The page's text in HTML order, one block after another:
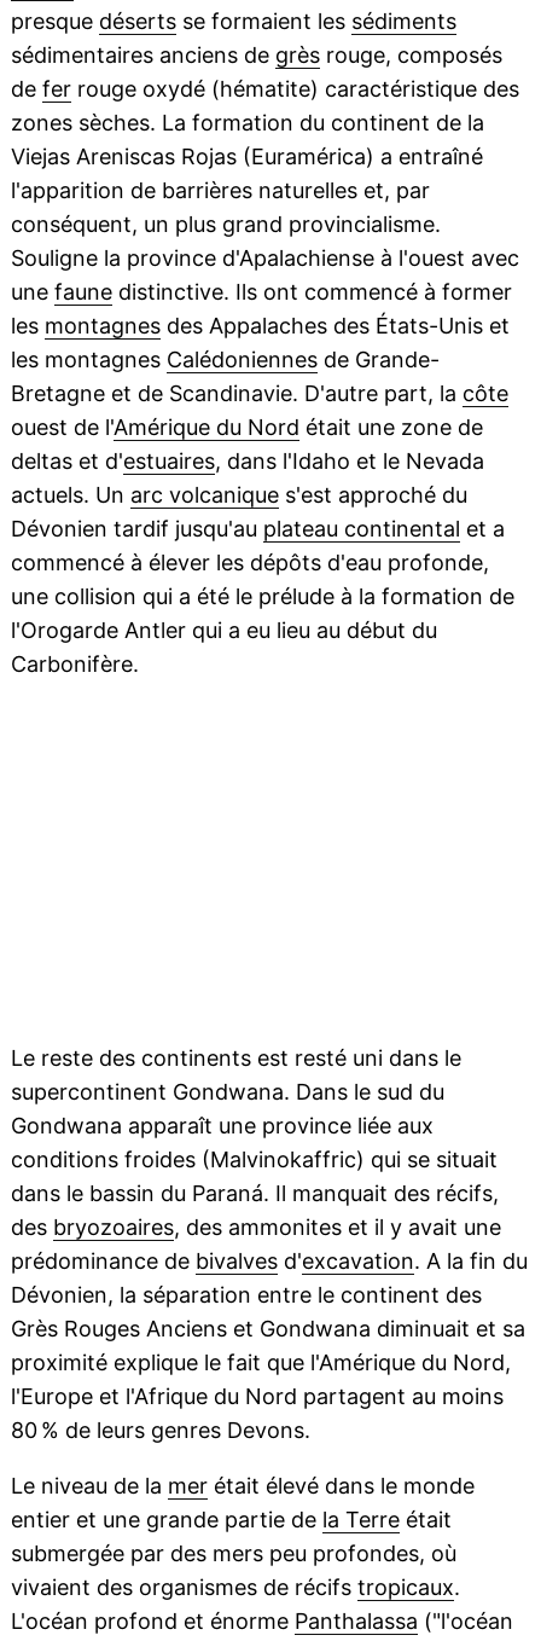
presque désertsse formaient les sédiments
sédimentaires anciens de grèsrouge, composés
de ferrouge oxydé (hématite) caractéristique des
zones sèches. La formation du continent de la
Viejas Areniscas Rojas (Euramérica) a entraîné
l'apparition de barrières naturelles et, par
conséquent, un plus grand provincialisme.
Souligne la province d'Apalachiense à l'ouest avec
une faunedistinctive. Ils ont commencé à former
les montagnesdes Appalaches des États-Unis et
les montagnes Calédoniennesde Grande-
Bretagne et de Scandinavie. D'autre part, la côte
ouest de l'Amérique du Nord était une zone de
deltas et d'estuaires, dans l'Idaho et le Nevada
actuels. Un arc volcaniques'est approché du
Dévonien tardif jusqu'au plateau continental et a
commencé à élever les dépôts d'eau profonde,
une collision qui a été le prélude à la formation de
l'Orogarde Antler qui a eu lieu au début du
Carbonifère.
Le reste des continents est resté uni dans le
supercontinent Gondwana. Dans le sud du
Gondwana apparaît une province liée aux
conditions froides (Malvinokaffric) qui se situait
dans le bassin du Paraná. Il manquait des récifs,
des bryozoaires, des ammonites et il y avait une
prédominance de bivalvesd'excavation. A la fin du
Dévonien, la séparation entre le continent des
Grès Rouges Anciens et Gondwana diminuait et sa
proximité explique le fait que l'Amérique du Nord,
l'Europe et l'Afrique du Nord partagent au moins
80 % de leurs genres Devons.
Le niveau de la merétait élevé dans le monde
entier et une grande partie de la Terreétait
submergée par des mers peu profondes, où
vivaient des organismes de récifs tropicaux.
L'océan profond et énorme Panthalassa ("l'océan